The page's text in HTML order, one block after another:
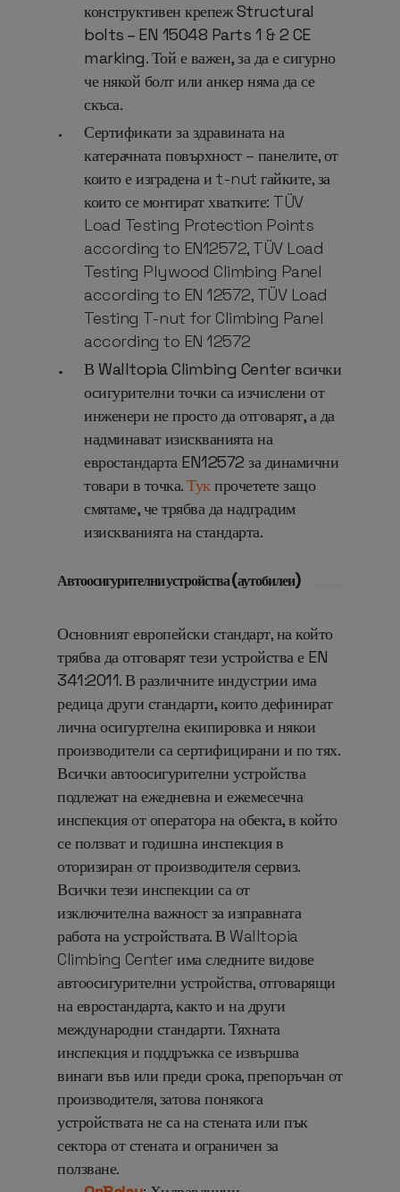
конструктивен крепеж Structural
bolts – EN 15048 Parts 1 & 2 CE
marking. Той е важен, за да е сигурно
че някой болт или анкер няма да се
скъса.
Сертификати за здравината на
катерачната повърхност – панелите, от
които е изградена и t-nut гайките, за
които се монтират хватките: TÜV
Load Testing Protection Points
according to EN12572, TÜV Load
Testing Plywood Climbing Panel
according to EN 12572, TÜV Load
Testing T-nut for Climbing Panel
according to EN 12572
В Walltopia Climbing Center всички
осигурителни точки са изчислени от
инженери не просто да отговарят, а да
надминават изискванията на
евростандарта EN12572 за динамични
товари в точка.Тукпрочетете защо
смятаме, че трябва да надградим
изискванията на стандарта.
Автоосигурителни устройства (аутобилеи)
Основният европейски стандарт, на който
трябва да отговарят тези устройства е EN
341:2011. В различните индустрии има
редица други стандарти, които дефинират
лична осигуртелна екипировка и някои
производители са сертифицирани и по тях.
Всички автоосигурителни устройства
подлежат на ежедневна и ежемесечна
инспекция от оператора на обекта, в който
се ползват и годишна инспекция в
оторизиран от производителя сервиз.
Всички тези инспекции са от
изключителна важност за изправната
работа на устройствата.В Walltopia
Climbing Center има следните видове
автоосигурителни устройства, отговарящи
на евростандарта, както и на други
международни стандарти. Тяхната
инспекция и поддръжка се извършва
винаги във или преди срока, препоръчан от
производителя, затова понякога
устройствата не са на стената или пък
сектора от стената и ограничен за
ползване.